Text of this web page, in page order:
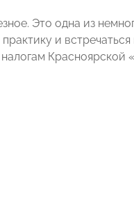
Это одна из
и
налогам